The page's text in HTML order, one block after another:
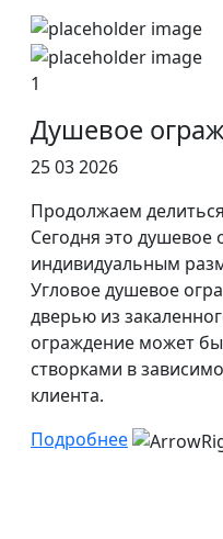
1
Душевое
25 03 2026
Продолжаем
Сегодня это душевое
индивидуальным
Угловое душевое
дверью из
ограждение может
створками в
клиента.
Подробнее